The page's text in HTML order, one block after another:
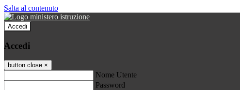
Salta al contenuto
Accedi
Accedi
button close ×
Nome Utente
Password